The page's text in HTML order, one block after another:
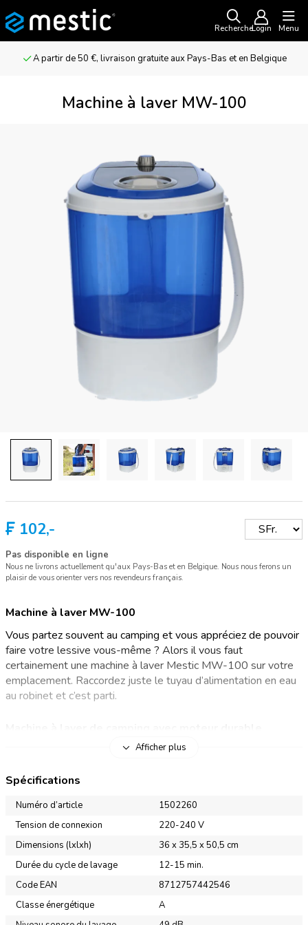
RechercheLogin Menu
A partir de 50 €, livraison gratuite aux Pays-Bas et en Belgique
Machine à laver MW-100
102,-
Pas disponible en ligne
Nous ne livrons actuellement qu'aux Pays-Bas et en Belgique. Nous nous ferons un
plaisir de vous orienter vers nos revendeurs français.
Machine à laver MW-100
Vous partez souvent au camping et vous appréciez de pouvoir
faire votre lessive vous-même ? Alors il vous faut
certainement une machine à laver Mestic MW-100 sur votre
emplacement. Raccordez juste le tuyau d’alimentation en eau
au robinet et c’est parti.
désormais plus dépendant des installations disponibles
lorsque vous êtes en vacances. Le tambour de la machine à
laver a une capacité de 2 kg de linge sec. Le moteur durable
de cet appareil est sans balai. A la place, l’ancre à l’intérieur de
moteur travaille plus efficacement, chauffe beaucoup moins et
fait moins de bruit. Que des avantages ! La machine à laver
bénéficie également d’une minuterie intégrée qui vous permet
de connaître facilement la durée de lavage nécessaire.
Afficher plus
Spécifications
Numéro d’article
1502260
Tension de connexion
220-240 V
Dimensions (lxlxh)
36 x 35,5 x 50,5 cm
Durée du cycle de lavage
12-15 min.
Code EAN
8712757442546
Classe énergétique
A